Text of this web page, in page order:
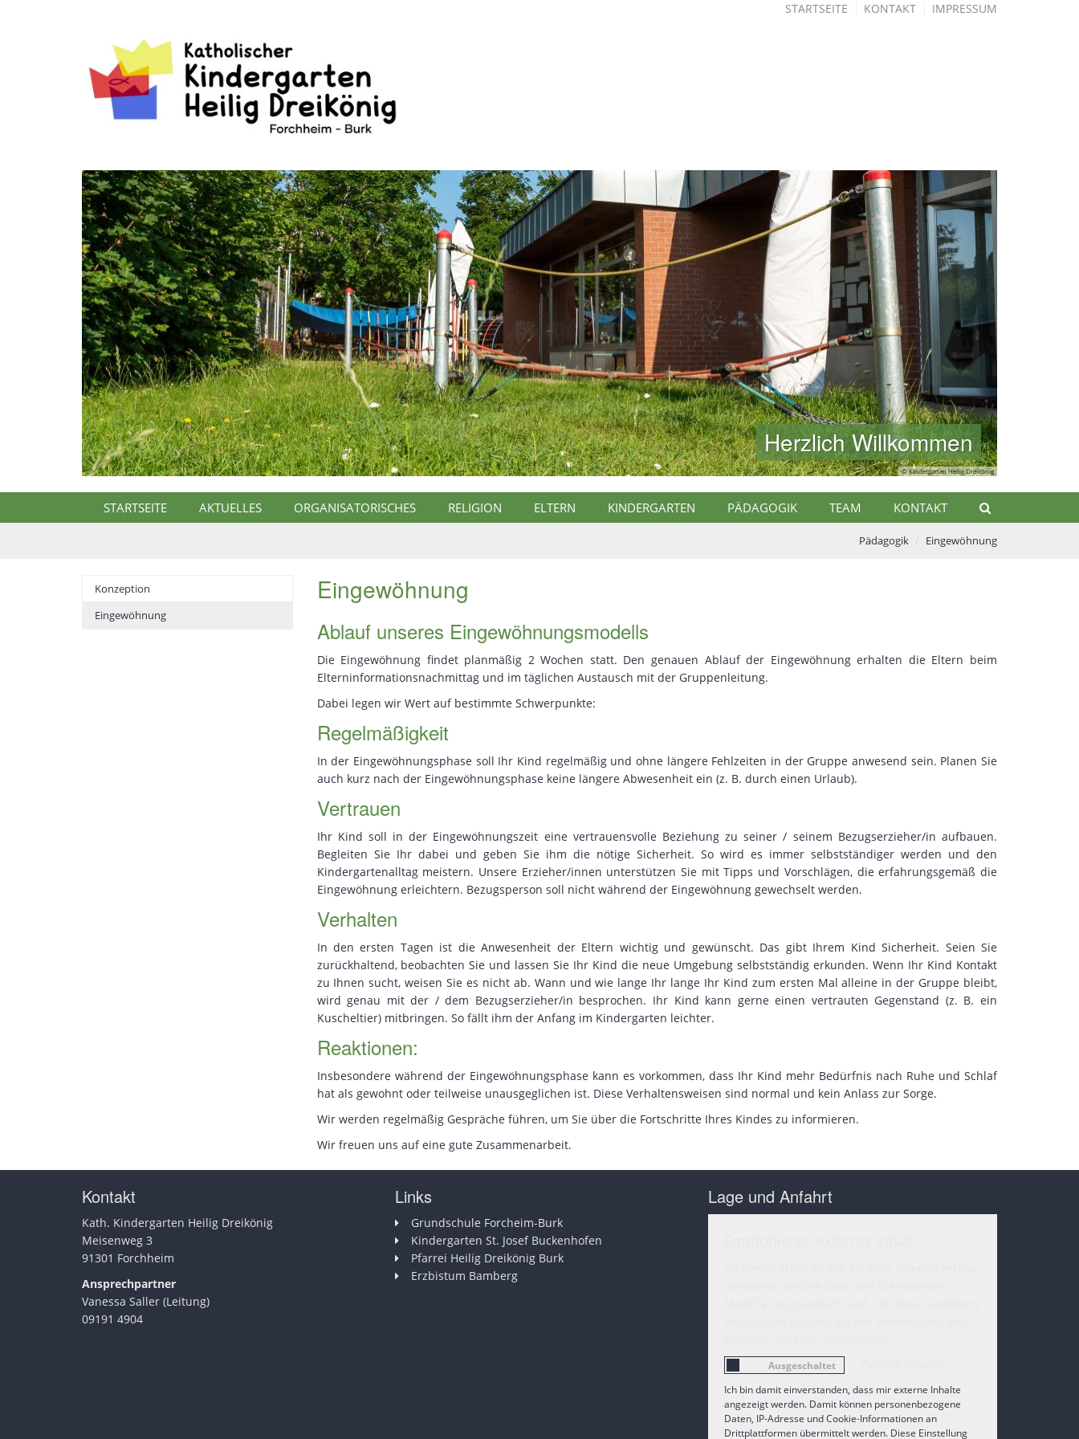
STARTSEITE KONTAKT IMPRESSUM
© Kindergarten Heilig Dreikönig
STARTSEITE AKTUELLES ORGANISATORISCHES RELIGION ELTERN KINDERGARTEN PÄDAGOGIK TEAM KONTAKT
Pädagogik Eingewöhnung
Eingewöhnung
Ablauf unseres Eingewöhnungsmodells
Die Eingewöhnung findet planmäßig 2 Wochen statt. Den genauen Ablauf der Eingewöhnung erhalten die Eltern beim
Elterninformationsnachmittag und im täglichen Austausch mit der Gruppenleitung.
Dabei legen wir Wert auf bestimmte Schwerpunkte:
Regelmäßigkeit
In der Eingewöhnungsphase soll Ihr Kind regelmäßig und ohne längere Fehlzeiten in der Gruppe anwesend sein. Planen Sie
auch kurz nach der Eingewöhnungsphase keine längere Abwesenheit ein (z. B. durch einen Urlaub).
Vertrauen
Ihr Kind soll in der Eingewöhnungszeit eine vertrauensvolle Beziehung zu seiner / seinem Bezugserzieher/in aufbauen.
Begleiten Sie Ihr dabei und geben Sie ihm die nötige Sicherheit. So wird es immer selbstständiger werden und den
Kindergartenalltag meistern. Unsere Erzieher/innen unterstützen Sie mit Tipps und Vorschlägen, die erfahrungsgemäß die
Eingewöhnung erleichtern. Bezugsperson soll nicht während der Eingewöhnung gewechselt werden.
Verhalten
In den ersten Tagen ist die Anwesenheit der Eltern wichtig und gewünscht. Das gibt Ihrem Kind Sicherheit. Seien Sie
zurückhaltend, beobachten Sie und lassen Sie Ihr Kind die neue Umgebung selbstständig erkunden. Wenn Ihr Kind Kontakt
zu Ihnen sucht, weisen Sie es nicht ab. Wann und wie lange Ihr lange Ihr Kind zum ersten Mal alleine in der Gruppe bleibt,
wird genau mit der / dem Bezugserzieher/in besprochen. Ihr Kind kann gerne einen vertrauten Gegenstand (z. B. ein
Kuscheltier) mitbringen. So fällt ihm der Anfang im Kindergarten leichter.
Reaktionen:
Insbesondere während der Eingewöhnungsphase kann es vorkommen, dass Ihr Kind mehr Bedürfnis nach Ruhe und Schlaf
hat als gewohnt oder teilweise unausgeglichen ist. Diese Verhaltensweisen sind normal und kein Anlass zur Sorge.
Wir werden regelmäßig Gespräche führen, um Sie über die Fortschritte Ihres Kindes zu informieren.
Wir freuen uns auf eine gute Zusammenarbeit.
Konzeption
Eingewöhnung
Kontakt
Kath. Kindergarten Heilig Dreikönig
Meisenweg 3
91301 Forchheim
Ansprechpartner
Vanessa Saller (Leitung)
09191 4904
Links
Grundschule Forcheim-Burk
Kindergarten St. Josef Buckenhofen
Pfarrei Heilig Dreikönig Burk
Erzbistum Bamberg
Lage und Anfahrt
Ich bin damit einverstanden, dass mir externe Inhalte
angezeigt werden. Damit können personenbezogene
Daten, IP-Adresse und Cookie-Informationen an
Drittplattformen übermittelt werden. Diese Einstellung